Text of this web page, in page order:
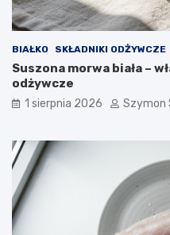
BIAŁKO SKŁADNIKI ODŻYWCZE
Suszona morwa biała –
odżywcze
1 sierpnia 2026 Szymon